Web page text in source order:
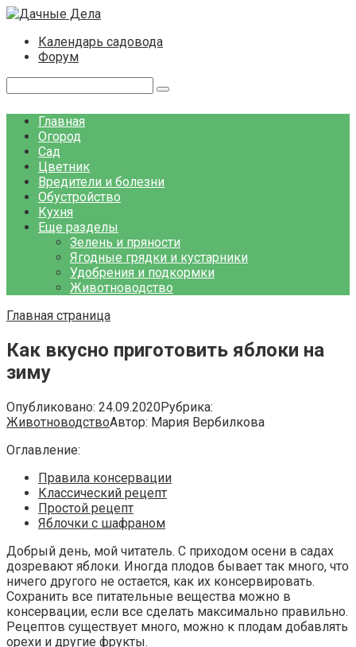
Перейти
контентуКалендарь садовода
Форум
Главная
Огород
Сад
Цветник
Вредители и болезни
Обустройство
Кухня
Еще разделы
Зелень и пряности
Ягодные грядки и кустарники
Удобрения и подкормки
Животноводство
Главная страница
Как вкусно приготовить яблоки на
зиму
Опубликовано: 24.09.2020Рубрика:
ЖивотноводствоАвтор: Мария Вербилкова
Оглавление:
Правила консервации
Классический рецепт
Простой рецепт
Яблочки с шафраном
Добрый день, мой читатель. С приходом осени в садах
дозревают яблоки. Иногда плодов бывает так много, что
ничего другого не остается, как их консервировать.
Сохранить все питательные вещества можно в
консервации, если все сделать максимально правильно.
Рецептов существует много, можно к плодам добавлять
орехи и другие фрукты.